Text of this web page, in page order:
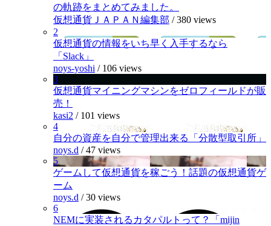
の軌跡をまとめてみました。
仮想通貨ＪＡＰＡＮ編集部 /380 views
2
仮想通貨の情報をいち早く入手するなら
「Slack」
noys-yoshi / 106 views
3
仮想通貨マイニングマシンをゼロフィールドが販
売！
kasi2 / 101 views
4
自分の資産を自分で管理出来る「分散型取引所」
noys.d /47 views
5
ゲームして仮想通貨を稼ごう！話題の仮想通貨ゲ
ーム
noys.d /30 views
6
NEMに実装されるカタパルトって？「mijin